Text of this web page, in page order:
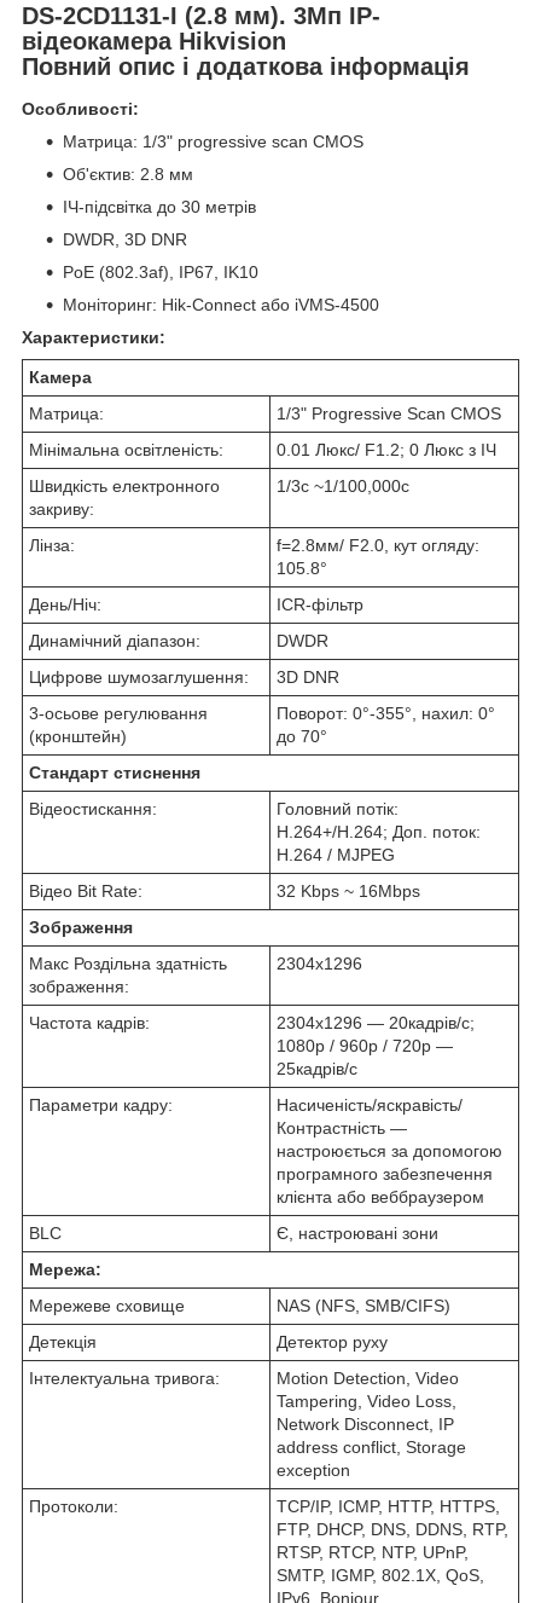
DS-2CD1131-I (2.8 мм). 3Мп IP-
відеокамера Hikvision
Повний опис і додаткова інформація
Особливості:
Матрица: 1/3" progressive scan CMOS
Об'єктив: 2.8 мм
ІЧ-підсвітка до 30 метрів
DWDR, 3D DNR
PoE (802.3af), IP67, IK10
Моніторинг: Hik-Connect або iVMS-4500
Характеристики:
Камера
Матрица:
1/3" Progressive Scan CMOS
Мінімальна освітленість:
0.01 Люкс/ F1.2; 0 Люкс з ІЧ
Швидкість електронного
закриву:
1/3с ~1/100,000с
Лінза:
f=2.8мм/ F2.0, кут огляду:
105.8°
День/Ніч:
ICR-фільтр
Динамічний діапазон:
DWDR
Цифрове шумозаглушення:
3D DNR
3-осьове регулювання
(кронштейн)
Поворот: 0°-355°, нахил: 0°
до 70°
Стандарт стиснення
Відеостискання:
Головний потік:
H.264+/H.264; Доп. поток:
H.264 / MJPEG
Відео Bit Rate:
32 Kbps ~ 16Mbps
Зображення
Макс Роздільна здатність
зображення:
2304x1296
Частота кадрів:
2304x1296 — 20кадрів/с;
1080p / 960p / 720p —
25кадрів/с
Параметри кадру:
Насиченість/яскравість/
Контрастність —
настроюється за допомогою
програмного забезпечення
клієнта або веббраузером
BLC
Є, настроювані зони
Мережа:
Мережеве сховище
NAS (NFS, SMB/CIFS)
Детекція
Детектор руху
Інтелектуальна тривога:
Motion Detection, Video
Tampering, Video Loss,
Network Disconnect, IP
address conflict, Storage
exception
Протоколи:
TCP/IP, ICMP, HTTP, HTTPS,
FTP, DHCP, DNS, DDNS, RTP,
RTSP, RTCP, NTP, UPnP,
SMTP, IGMP, 802.1X, QoS,
IPv6, Bonjour